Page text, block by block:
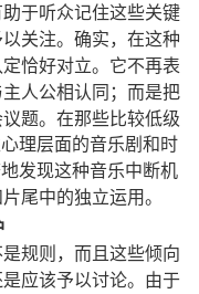
于听众记住这些关键
关注。确实， 在这种
恰好对立。它不再表
人公相认同 ；
而是把
题。在那些比较低级
理层面的音乐剧和时
发现这种音乐中断机
尾中的独立运用。
规则 ，
而且这些倾向
是应该予以讨论。由于